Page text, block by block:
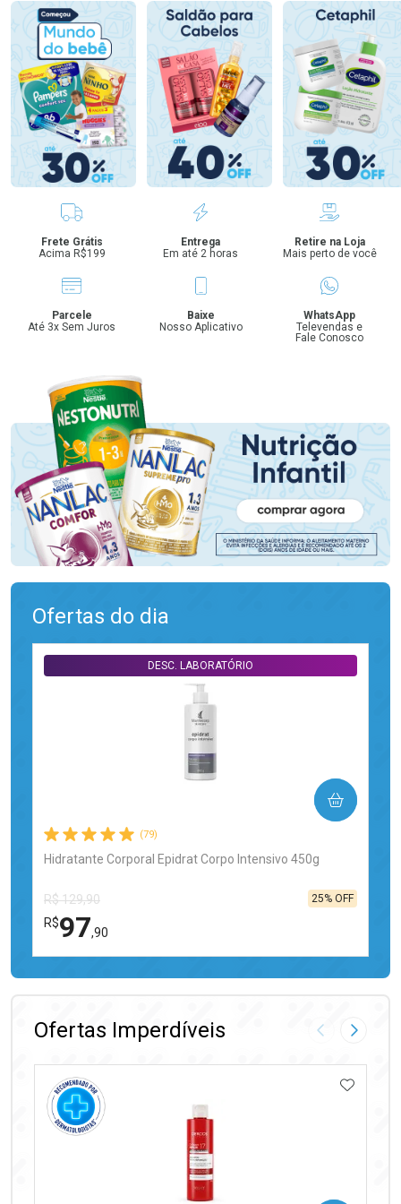
Benefícios
Frete Grátis
Acima R$199
Entrega
Em até 2 horas
Retire na Loja
Mais perto de você
Parcele
Até 3x Sem Juros
Baixe
Nosso Aplicativo
WhatsApp
Televendas e
Fale Conosco
Ofertas do dia
(79)
Hidratante Corporal Epidrat Corpo Intensivo 450g
DESC. LABORATÓRIO
R$ 129,90
R$97,90
25% OFF
COMPRAR
FECHAR
FECHAR
Ofertas Imperdíveis Imagem